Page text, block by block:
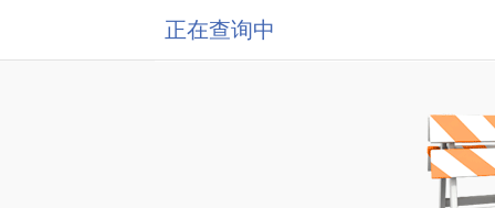
正在查询中